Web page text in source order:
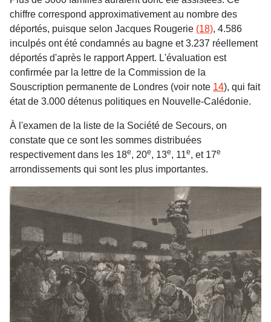
chiffre correspond approximativement au nombre des
déportés, puisque selon Jacques Rougerie (18), 4.586
inculpés ont été condamnés au bagne et 3.237 réellement
déportés d'après le rapport Appert. L'évaluation est
confirmée par la lettre de la Commission de la
Souscription permanente de Londres (voir note 14), qui fait
état de 3.000 détenus politiques en Nouvelle-Calédonie.
À l'examen de la liste de la Société de Secours, on
constate que ce sont les sommes distribuées
respectivement dans les 18e, 20e, 13e, 11e, et 17e
arrondissements qui sont les plus importantes.